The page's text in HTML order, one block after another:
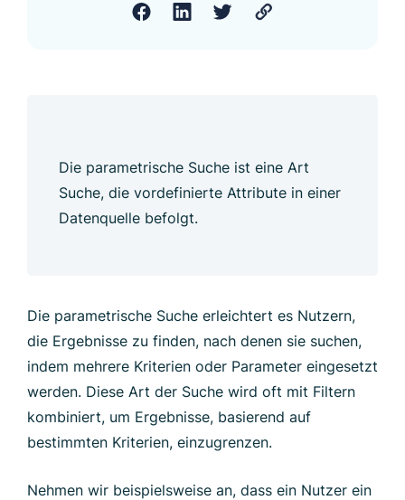
Die parametrische Suche ist eine Art
Suche, die vordefinierte Attribute in einer
Datenquelle befolgt.
Die parametrische Suche erleichtert es Nutzern,
die Ergebnisse zu finden, nach denen sie suchen,
indem mehrere Kriterien oder Parameter eingesetzt
werden. Diese Art der Suche wird oft mit Filtern
kombiniert, um Ergebnisse, basierend auf
bestimmten Kriterien, einzugrenzen.
Nehmen wir beispielsweise an, dass ein Nutzer ein